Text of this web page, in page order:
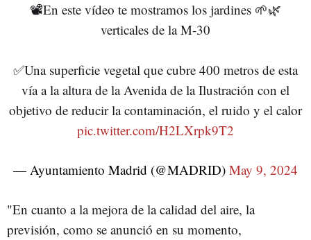
📽️En este vídeo te mostramos los jardines 🌱🌿
verticales de la M-30
✅Una superficie vegetal que cubre 400 metros de esta
vía a la altura de la Avenida de la Ilustración con el
objetivo de reducir la contaminación, el ruido y el calor
pic.twitter.com/H2LXrpk9T2
— Ayuntamiento Madrid (@MADRID) May 9, 2024
"En cuanto a la mejora de la calidad del aire, la
previsión, como se anunció en su momento,